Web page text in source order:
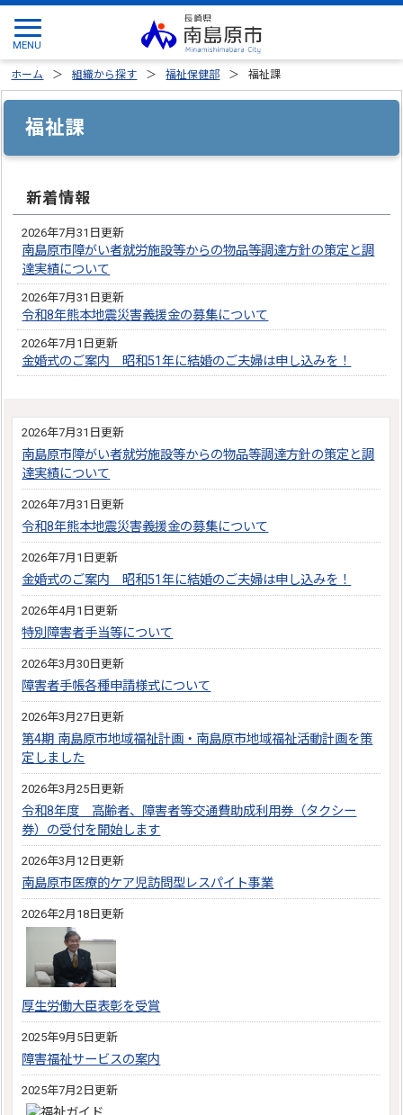
ホーム 組織から探す 福祉保健部 福祉課
福祉課
新着情報
2026年7月31日更新
南島原市障がい者就労施設等からの物品等調達方針の策定と調
達実績について
2026年7月31日更新
令和8年熊本地震災害義援金の募集について
2026年7月1日更新
金婚式のご案内 昭和51年に結婚のご夫婦は申し込みを！
2026年7月31日更新
南島原市障がい者就労施設等からの物品等調達方針の策定と調
達実績について
2026年7月31日更新
令和8年熊本地震災害義援金の募集について
2026年7月1日更新
金婚式のご案内 昭和51年に結婚のご夫婦は申し込みを！
2026年4月1日更新
特別障害者手当等について
2026年3月30日更新
障害者手帳各種申請様式について
2026年3月27日更新
第4期 南島原市地域福祉計画・南島原市地域福祉活動計画を策
定しました
2026年3月25日更新
令和8年度 高齢者、障害者等交通費助成利用券（タクシー
券）の受付を開始します
2026年3月12日更新
南島原市医療的ケア児訪問型レスパイト事業
2026年2月18日更新
厚生労働大臣表彰を受賞
2025年9月5日更新
障害福祉サービスの案内
2025年7月2日更新